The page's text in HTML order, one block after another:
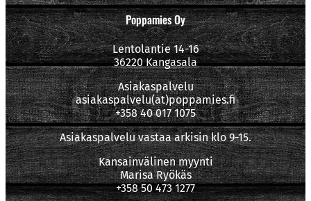
Poppamies Oy
Lentolantie 14-16
36220 Kangasala
Asiakaspalvelu
asiakaspalvelu(at)poppamies.fi
+358 40 017 1075
Asiakaspalvelu vastaa arkisin klo 9-15.
Kansainvälinen myynti
Marisa Ryökäs
+358 50 473 1277